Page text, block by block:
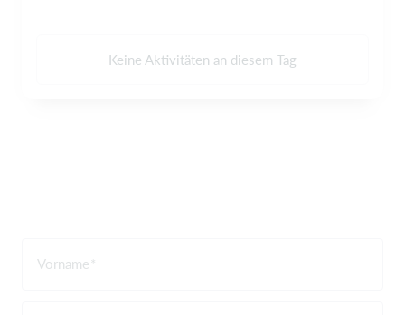
Keine Aktivitäten an diesem Tag
Vorname